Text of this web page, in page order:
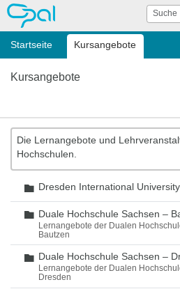
OPAL Suche
Startseite Kursangebote
Kursangebote
Die Lernangebote und
Hochschulen.
Ordner
Dresden International University
Ordner
Duale Hochschule Sachsen –
Lernangebote der Dualen
Bautzen
Ordner
Duale Hochschule Sachsen –
Lernangebote der Dualen
Dresden